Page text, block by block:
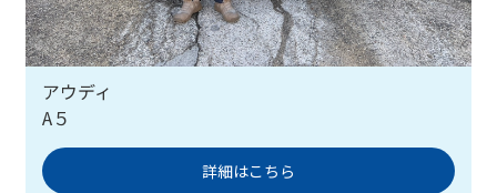
アウディ
A５
詳細はこちら